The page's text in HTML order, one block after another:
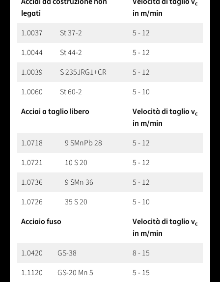
legati
c
in m/min
1.0037
St 37-2
5 - 12
1.0044
St 44-2
5 - 12
1.0039
S 235JRG1+CR
5 - 12
1.0060
St 60-2
5 - 10
Acciai a taglio libero
Velocità di taglio vc
in m/min
1.0718
9 SMnPb 28
5 - 12
1.0721
10 S 20
5 - 12
1.0736
9 SMn 36
5 - 12
1.0726
35 S 20
5 - 10
Acciaio fuso
Velocità di taglio vc
in m/min
1.0420
GS-38
8 - 15
1.1120
GS-20 Mn 5
5 - 15